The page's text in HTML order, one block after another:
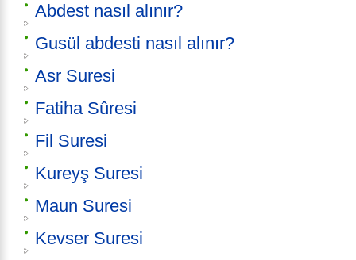
Abdest nasıl alınır?
Gusül abdesti nasıl alınır?
Asr Suresi
Fatiha Sûresi
Fil Suresi
Kureyş Suresi
Maun Suresi
Kevser Suresi